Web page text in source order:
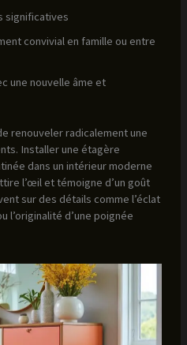
significatives
convivial en famille ou entre
une nouvelle âme et
renouveler radicalement une
Installer une étagère
dans un intérieur moderne
l’œil et témoigne d’un goût
sur des détails comme l’éclat
l’originalité d’une poignée